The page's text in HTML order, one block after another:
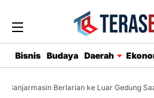
Bisnis Budaya Daerah
Banjarmasin Berlarian ke Luar Gedung